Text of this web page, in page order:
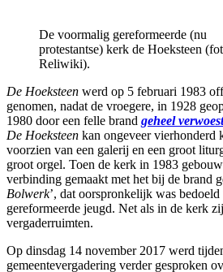
De voormalig gereformeerde (nu
protestantse) kerk de Hoeksteen
Reliwiki).
De Hoeksteen werd op 5 februari 1983
genomen, nadat de vroegere, in 1928
1980 door een felle brand geheel
De Hoeksteen kan ongeveer vierhonderd
voorzien van een galerij en een groot
groot orgel. Toen de kerk in 1983
verbinding gemaakt met het bij de brand
Bolwerk’, dat oorspronkelijk was
gereformeerde jeugd. Net als in de kerk
vergaderruimten.
Op dinsdag 14 november 2017 werd
gemeentevergadering verder gesproken